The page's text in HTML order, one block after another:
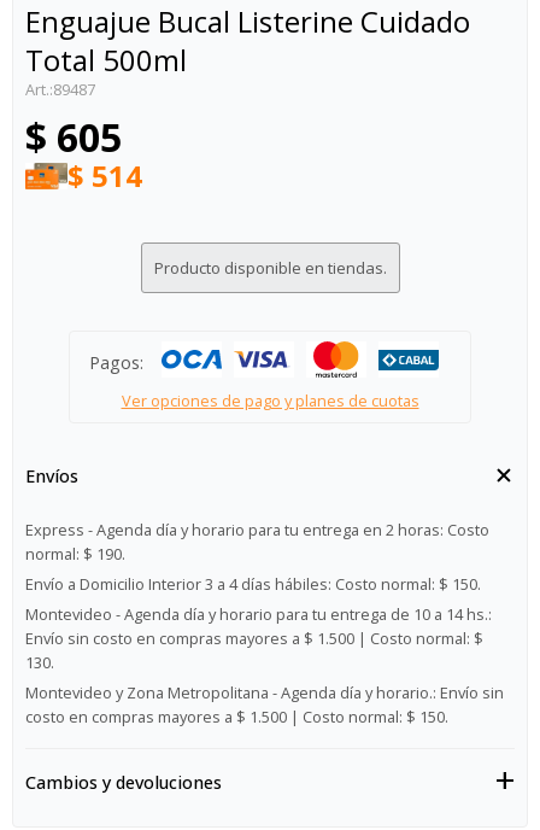
Enguajue Bucal Listerine Cuidado
Total 500ml
89487
$ 605
$ 514
Producto disponible en tiendas.
Pagos:
Ver opciones de pago y planes de cuotas
Envíos
Express - Agenda día y horario para tu entrega en 2 horas: Costo
normal: $ 190.
Envío a Domicilio Interior 3 a 4 días hábiles: Costo normal: $ 150.
Montevideo - Agenda día y horario para tu entrega de 10 a 14 hs.:
Envío sin costo en compras mayores a $ 1.500 | Costo normal: $
130.
Montevideo y Zona Metropolitana - Agenda día y horario.: Envío sin
costo en compras mayores a $ 1.500 | Costo normal: $ 150.
Cambios y devoluciones